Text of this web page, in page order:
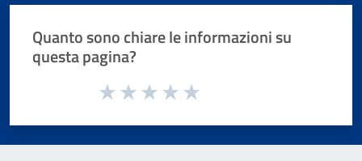
Quanto sono chiare le informazioni su
questa pagina?
Valuta da 1 a 5 stelle la pagina